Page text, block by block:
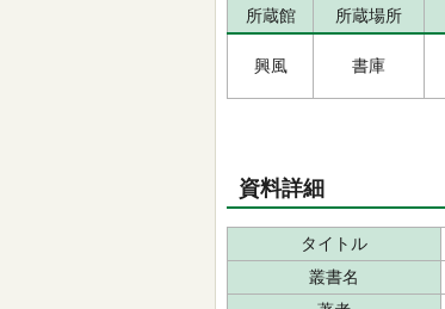
所蔵館 所蔵場所
興風 書庫
資料詳細
タイトル
叢書名